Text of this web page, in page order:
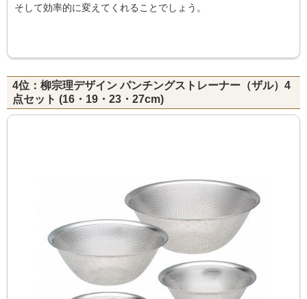
そして効率的に変えてくれることでしょう。
4位：柳宗理デザイン パンチングストレーナー（ザル）4
点セット (16・19・23・27cm)